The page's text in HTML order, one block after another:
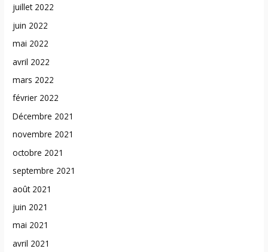
juillet 2022
juin 2022
mai 2022
avril 2022
mars 2022
février 2022
Décembre 2021
novembre 2021
octobre 2021
septembre 2021
août 2021
juin 2021
mai 2021
avril 2021